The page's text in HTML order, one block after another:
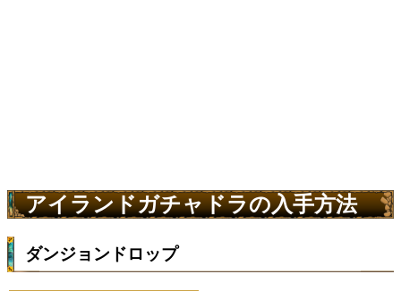
アイランドガチャドラの入手方法
ダンジョンドロップ